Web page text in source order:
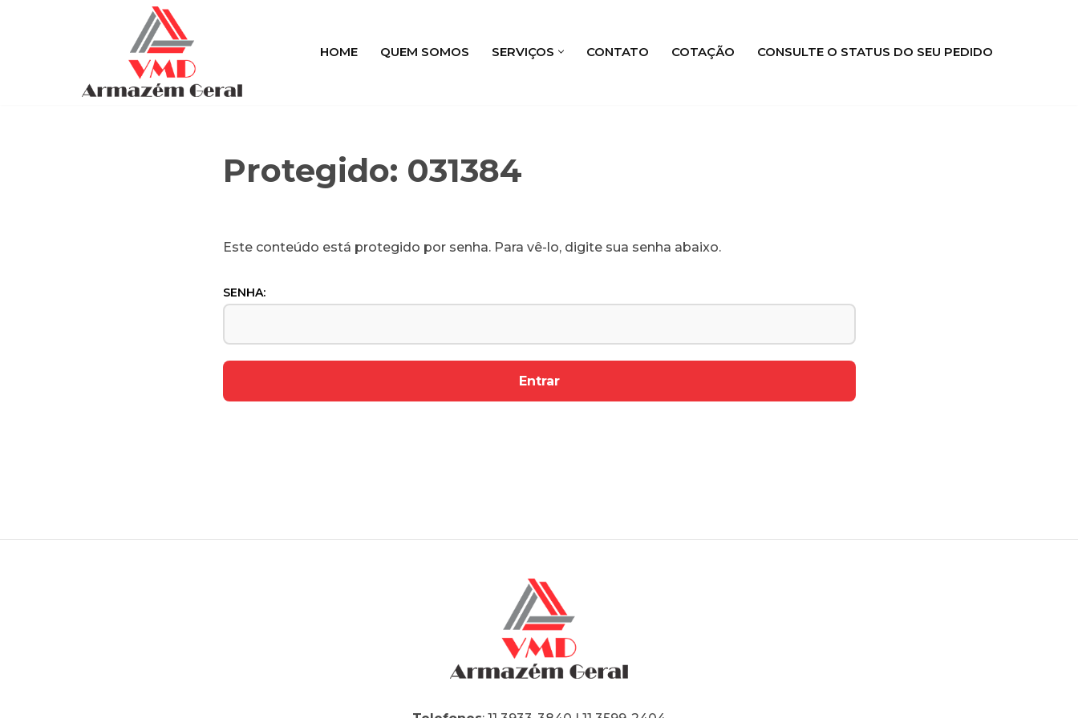
HOME QUEM SOMOS SERVIÇOS CONTATO COTAÇÃO CONSULTE O STATUS DO SEU PEDIDO
Protegido: 031384
Este conteúdo está protegido por senha. Para vê-lo, digite sua senha abaixo.
SENHA: